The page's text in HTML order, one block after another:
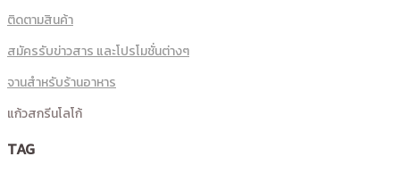
ติดตามสินค้า
สมัครรับข่าวสาร และโปรโมชั่นต่างๆ
จานสำหรับร้านอาหาร
แก้วสกรีนโลโก้
TAG